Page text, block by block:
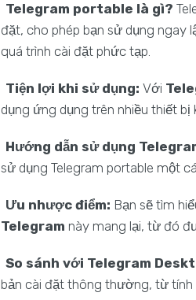
Telegram portable là gì?
đặt, cho phép bạn sử dụng ngay
quá trình cài đặt phức tạp.
Tiện lợi khi sử dụng: Với
dụng ứng dụng trên nhiều thiết bị
Hướng dẫn sử dụng
sử dụng Telegram portable một
Ưu nhược điểm: Bạn sẽ tìm
Telegram này mang lại, từ đó
So sánh với Telegram
bản cài đặt thông thường, từ